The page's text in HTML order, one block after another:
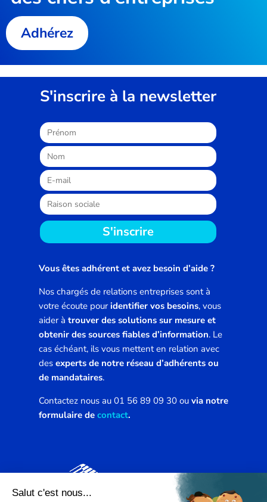
Adhérez
S'inscrire à la newsletter
S'inscrire
Vous êtes adhérent et avez besoin d’aide ?
Nos chargés de relations entreprises sont à
votre écoute pouridentifier vos besoins, vous
aider à trouver des solutions sur mesure et
obtenir des sources fiables d’information. Le
cas échéant, ils vous mettent en relation avec
des experts de notre réseau d’adhérents ou
de mandataires.
Contactez nous au 01 56 89 09 30 ou via notre
formulaire de contact.